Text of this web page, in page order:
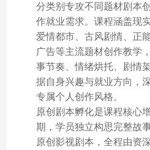
分类别专攻不同题材剧本
作就业需求。课程涵盖现
爱情都市、古风剧情、正
广告等主流题材创作教学
事节奏、情绪烘托、剧情
据自身兴趣与就业方向，
专属个人创作风格。
原创剧本孵化是课程核心
期，学员独立构思完整故
原创影视剧本，全程由资